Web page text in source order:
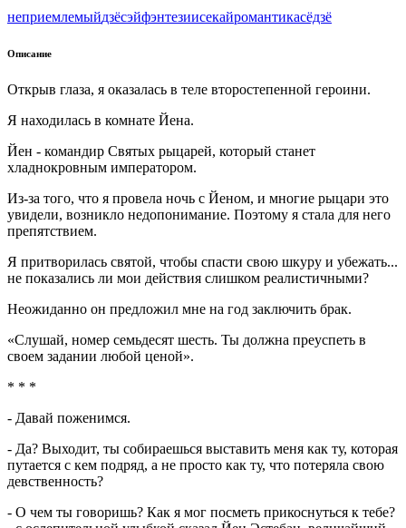
неприемлемыйдзёсэйфэнтезиисекайромантикасёдзё
Описание
Открыв глаза, я оказалась в теле второстепенной героини.
Я находилась в комнате Йена.
Йен - командир Святых рыцарей, который станет
хладнокровным императором.
Из-за того, что я провела ночь с Йеном, и многие рыцари это
увидели, возникло недопонимание. Поэтому я стала для него
препятствием.
Я притворилась святой, чтобы спасти свою шкуру и убежать...
не показались ли мои действия слишком реалистичными?
Неожиданно он предложил мне на год заключить брак.
«Слушай, номер семьдесят шесть. Ты должна преуспеть в
своем задании любой ценой».
* * *
- Давай поженимся.
- Да? Выходит, ты собираешься выставить меня как ту, которая
путается с кем подряд, а не просто как ту, что потеряла свою
девственность?
- О чем ты говоришь? Как я мог посметь прикоснуться к тебе?